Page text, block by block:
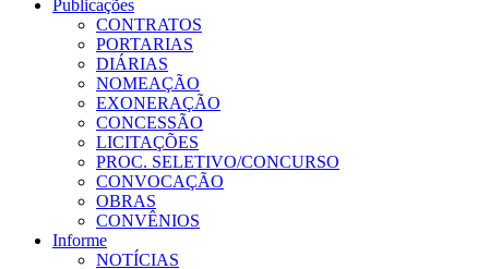
Publicações
CONTRATOS
PORTARIAS
DIÁRIAS
NOMEAÇÃO
EXONERAÇÃO
CONCESSÃO
LICITAÇÕES
PROC. SELETIVO/CONCURSO
CONVOCAÇÃO
OBRAS
CONVÊNIOS
Informe
NOTÍCIAS